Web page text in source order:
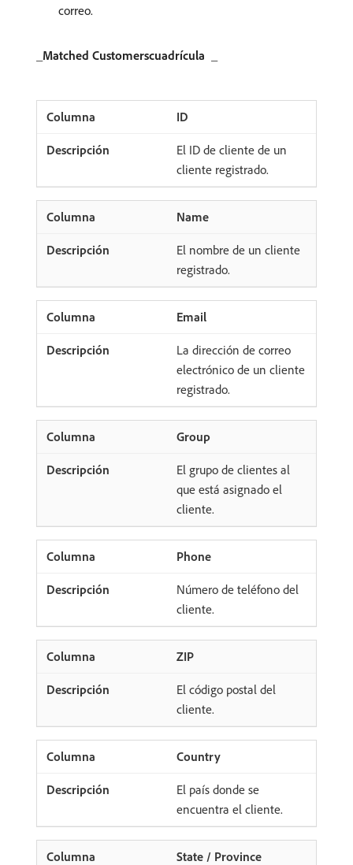
correo.
Matched Customerscuadrícula ​
ID
El ID de cliente de un
cliente registrado.
Name
El nombre de un cliente
registrado.
Email
La dirección de correo
electrónico de un cliente
registrado.
Group
El grupo de clientes al
que está asignado el
cliente.
Phone
Número de teléfono del
cliente.
ZIP
El código postal del
cliente.
Country
El país donde se
encuentra el cliente.
State / Province